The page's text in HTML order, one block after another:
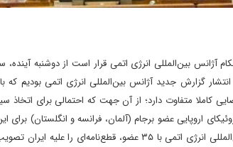
گزارش جدید آژانس بین‌المللی انرژی اتمی بودیم که
متفاوت‌ دارد؛ از آن جهت که احتمالی برای اتخاذ
اروپایی عضو برجام (آلمان، فرانسه و انگلستان)